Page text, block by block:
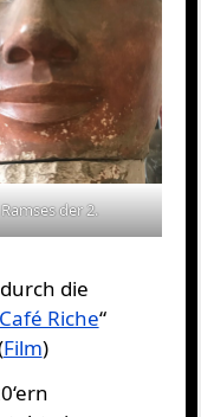
Ramses der 2.
die
Riche“
Film)